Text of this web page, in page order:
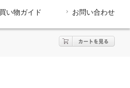
い物ガイド お問い合わせ